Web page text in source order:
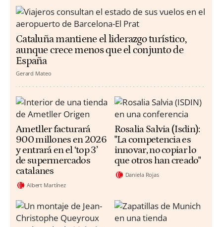
Cataluña mantiene el liderazgo turístico,
aunque crece menos que el conjunto de
España
Gerard Mateo
Ametller facturará
900 millones en 2026
y entrará en el ‘top 3’
de supermercados
catalanes
Albert Martínez
Rosalia Salvia (Isdin):
"La competencia es
innovar, no copiar lo
que otros han creado"
Daniela Rojas